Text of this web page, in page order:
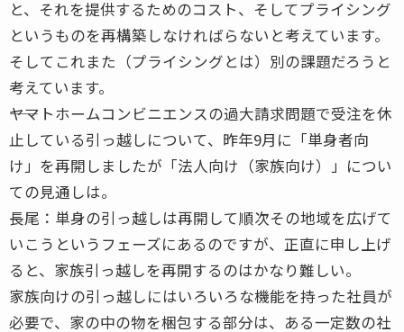
と、それを提供するためのコスト、そしてプライシング
というものを再構築しなければらないと考えています。
そしてこれまた（プライシングとは）別の課題だろうと
考えています。
――ヤマトホームコンビニエンスの過大請求問題で受注を休
止している引っ越しについて、昨年9月に「単身者向
け」を再開しましたが「法人向け（家族向け）」につい
ての見通しは。
長尾：単身の引っ越しは再開して順次その地域を広げて
いこうというフェーズにあるのですが、正直に申し上げ
ると、家族引っ越しを再開するのはかなり難しい。
家族向けの引っ越しにはいろいろな機能を持った社員が
必要で、家の中の物を梱包する部分は、ある一定数の社